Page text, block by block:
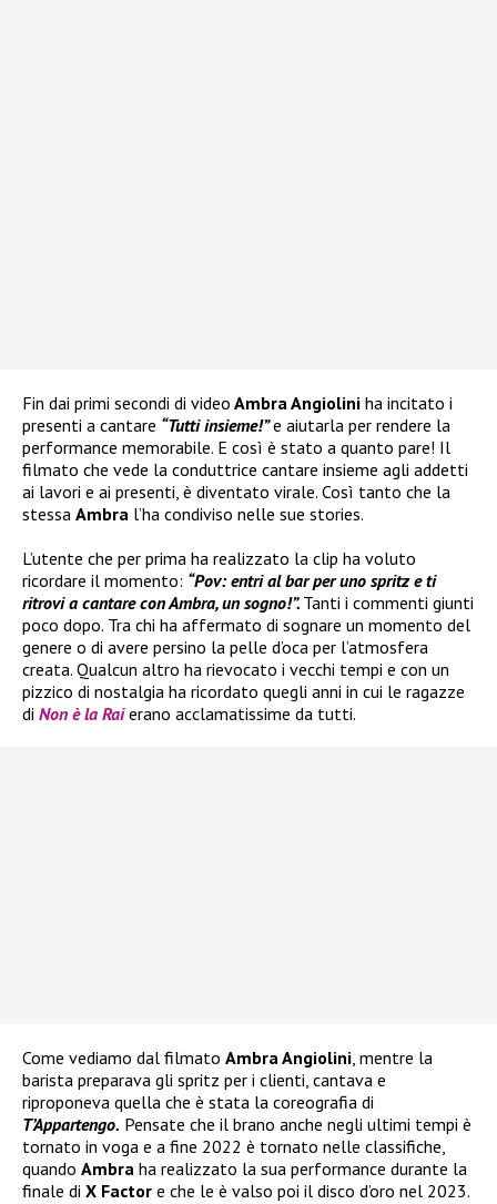
Fin dai primi secondi di video Ambra Angiolini ha incitato i
presenti a cantare “Tutti insieme!”e aiutarla per rendere la
performance memorabile. E così è stato a quanto pare! Il
filmato che vede la conduttrice cantare insieme agli addetti
ai lavori e ai presenti, è diventato virale. Così tanto che la
stessa Ambra l’ha condiviso nelle sue stories.
L’utente che per prima ha realizzato la clip ha voluto
ricordare il momento: “Pov: entri al bar per uno spritz e ti
ritrovi a cantare con Ambra, un sogno!”. Tanti i commenti giunti
poco dopo. Tra chi ha affermato di sognare un momento del
genere o di avere persino la pelle d’oca per l’atmosfera
creata. Qualcun altro ha rievocato i vecchi tempi e con un
pizzico di nostalgia ha ricordato quegli anni in cui le ragazze
di Non è la Raierano acclamatissime da tutti.
Come vediamo dal filmato Ambra Angiolini, mentre la
barista preparava gli spritz per i clienti, cantava e
riproponeva quella che è stata la coreografia di
T’Appartengo. Pensate che il brano anche negli ultimi tempi è
tornato in voga e a fine 2022 è tornato nelle classifiche,
quando Ambra ha realizzato la sua performance durante la
finale di X Factor e che le è valso poi il disco d’oro nel 2023.